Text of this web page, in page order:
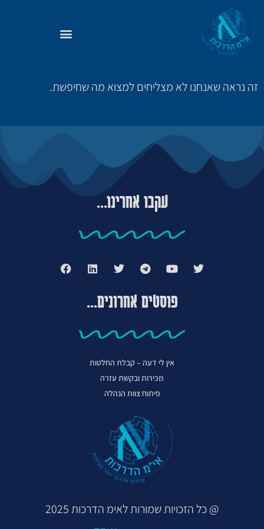
זה נראה שאנחנו לא מצליחים למצוא מה שחיפשת.
עקבו אחרינו...
פוסטים אחרונים...
אין לי דעה – קבלת החלטות
מכירות ובקשת עזרה
פיתוח צוות הנהלה
@ כל הזכויות שמורות לאימ הדרכות 2025